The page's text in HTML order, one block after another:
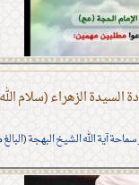
السيدة الزهراء (سلام
آية الله الشيخ البهجة (البالغ